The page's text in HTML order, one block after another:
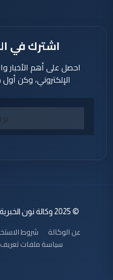
اشترك في
احصل على أهم الأخبار
الإلكتروني، وكن
© 2025 وكالة نون الخبرية. جميع الحقوق محفوظة.
عن الوكالة شروط
سياسة ملفات تعريف